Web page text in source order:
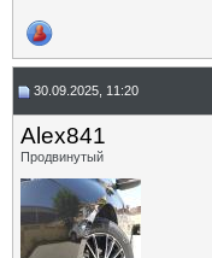
30.09.2025, 11:20
Alex841
Продвинутый